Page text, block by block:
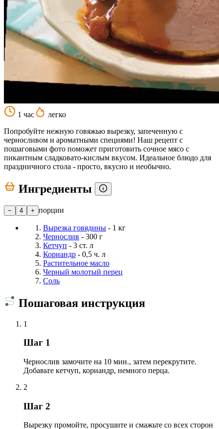
1 час
легко
Попробуйте нежную говяжью вырезку, запеченную с
черносливом и ароматными специями! Наш рецепт с
пошаговыми фото поможет приготовить сочное мясо с
пикантным сладковато-кислым вкусом. Идеальное блюдо для
праздничного стола - просто, вкусно и необычно.
Ингредиенты
− 4 + порции
Вырезка говядины - 1 кг
Чернослив - 300 г
Кетчуп - 3 ст. л
Кориандр - 0,5 ч. л
Растительное масло
Черный молотый перец
Соль
Пошаговая инструкция
1
Шаг 1
Чернослив замочите на 10 мин., затем перекрутите.
Добавьте кетчуп, кориандр, немного перца.
2
Шаг 2
Вырезку промойте, просушите и смажьте со всех сторон